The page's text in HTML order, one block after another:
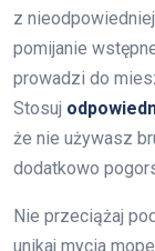
z
pomijanie
prowadzi do
Stosuj
że nie używasz
dodatkowo
Nie przeciążaj
unikaj mycia